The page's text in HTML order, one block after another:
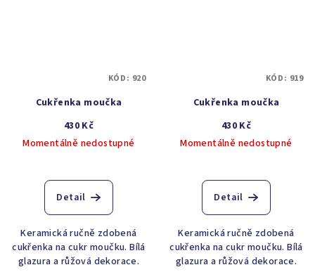
Cukřenka moučka
430 Kč
Momentálně nedostupné
Detail
Keramická ručně zdobená
cukřenka na cukr moučku. Bílá
glazura a růžová dekorace.
KÓD: 920
Cukřenka moučka
430 Kč
Momentálně nedostupné
Detail
Keramická ručně zdobená
cukřenka na cukr moučku. Bílá
glazura a růžová dekorace.
KÓD: 919